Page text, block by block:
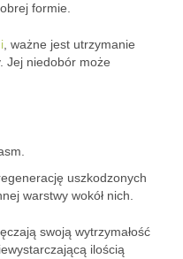
formie.
, ważne jest utrzymanie
Jej niedobór może
uszkodzonych
warstwy wokół nich.
swoją wytrzymałość
ilością